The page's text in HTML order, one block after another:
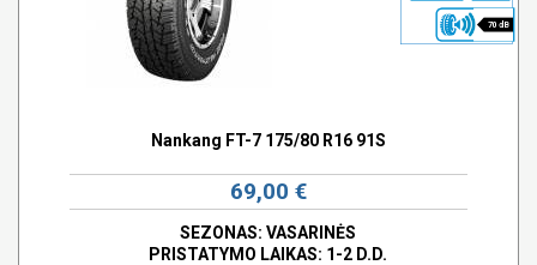
70 dB
Nankang FT-7 175/80 R16 91S
69,00 €
SEZONAS: VASARINĖS
PRISTATYMO LAIKAS: 1-2 D.D.